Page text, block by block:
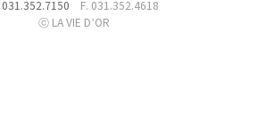
031.352.7150 F. 031.352.4618
ⓒ LA VIE D’OR